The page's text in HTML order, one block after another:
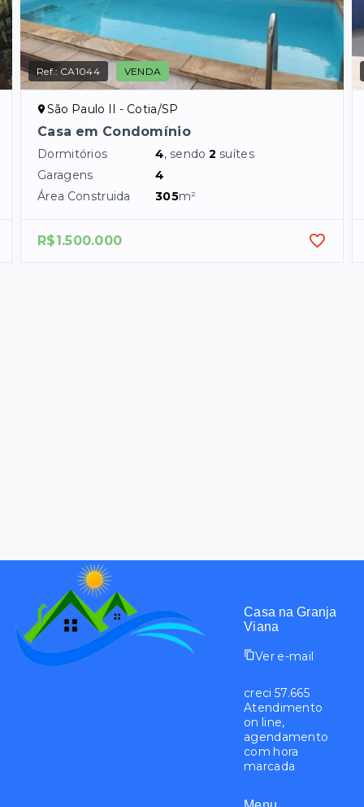
Ref.: CA1044 VENDA
São Paulo II - Cotia/SP
Casa em Condomínio
Dormitórios 4, sendo2 suítes
Garagens
4
Área Construida
305m²
R$1.500.000
Casa na Granja
Viana
Ver e-mail
creci 57.665
Atendimento
on line,
agendamento
com hora
marcada